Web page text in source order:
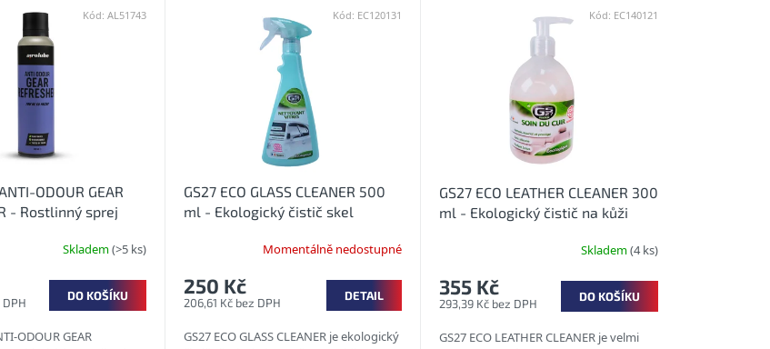
ODOUR GEAR
- Rostlinný sprej
Skladem(>5 ks)
DO KOŠÍKU
ODOUR GEAR
Kód: AL51743
GS27 ECO GLASS CLEANER 500
ml - Ekologický čistič skel
Momentálně nedostupné
206,61 Kč bez DPH
250 Kč DETAIL
GS27 ECO GLASS CLEANER je ekologický
Kód: EC120131
GS27 ECO LEATHER CLEANER 300
ml - Ekologický čistič na kůži
Skladem(4 ks)
293,39 Kč bez DPH
355 Kč DO KOŠÍKU
GS27 ECO LEATHER CLEANER je velmi
Kód: EC140121